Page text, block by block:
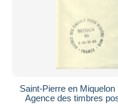
Saint-Pierre en
Agence des timbres